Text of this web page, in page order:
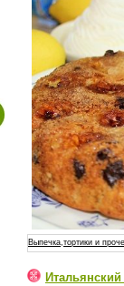
Выпечка,тортики и